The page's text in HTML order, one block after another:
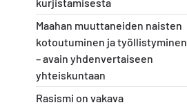
Maahan muuttaneiden naisten
kotoutuminen ja työllistyminen
– avain yhdenvertaiseen
yhteiskuntaan
Rasismi on vakava